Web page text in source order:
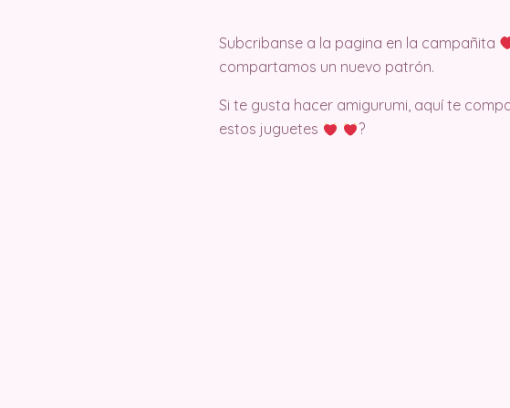
Subcribanse a la pagina en la campañita
compartamos un nuevo patrón.
Si te gusta hacer amigurumi, aquí te
estos juguetes
?